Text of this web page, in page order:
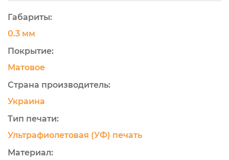
Габариты:
0.3 мм
Покрытие:
Матовое
Страна производитель:
Украина
Тип печати:
Ультрафиолетовая (УФ) печать
Материал: